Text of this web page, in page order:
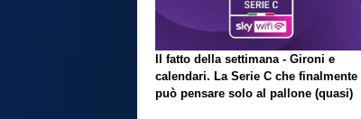
Il fatto della settimana - Gironi e
calendari. La Serie C che finalmente
può pensare solo al pallone (quasi)